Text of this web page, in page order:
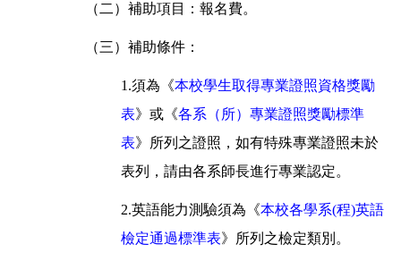
（二）補助項目：報名費。
（三）補助條件：
1.須為《本校學生取得專業證照資格獎勵
表》或《各系（所）專業證照獎勵標準
表》所列之證照，如有特殊專業證照未於
表列，請由各系師長進行專業認定。
2.英語能力測驗須為《本校各學系(程)英語
檢定通過標準表》所列之檢定類別。